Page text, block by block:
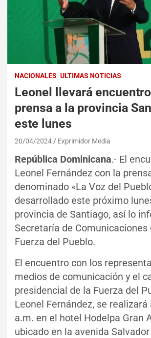
NACIONALES ULTIMAS NOTICIAS
Leonel llevará
prensa a la provincia
este lunes
20/04/2024 Exprimidor Media
República Dominicana.- El
Leonel Fernández con la
denominado «La Voz del
desarrollado este próximo
provincia de Santiago, así lo
Secretaría de
Fuerza del Pueblo.
El encuentro con los
medios de comunicación y el
presidencial de la Fuerza del
Leonel Fernández, se realizará
a.m. en el hotel Hodelpa Gran
ubicado en la avenida